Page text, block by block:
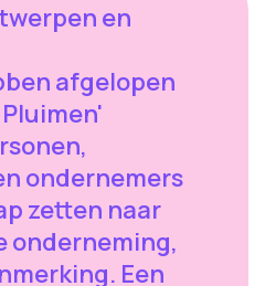
en
afgelopen
ondernemers
zetten naar
onderneming,
Een